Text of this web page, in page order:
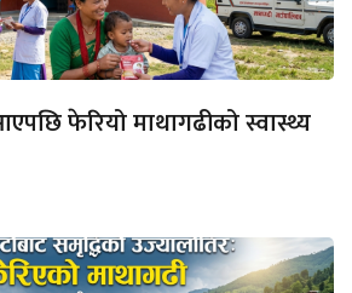
फेरियो माथागढीको स्वास्थ्य